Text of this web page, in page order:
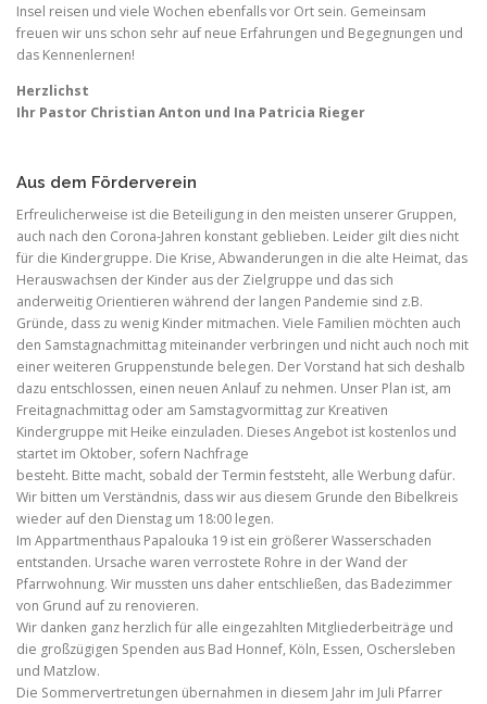
Insel reisen und viele Wochen ebenfalls vor Ort sein. Gemeinsam
freuen wir uns schon sehr auf neue Erfahrungen und Begegnungen und
das Kennenlernen!
Herzlichst
Ihr Pastor Christian Anton und Ina Patricia Rieger
Aus dem Förderverein
Erfreulicherweise ist die Beteiligung in den meisten unserer Gruppen,
auch nach den Corona-Jahren konstant geblieben. Leider gilt dies nicht
für die Kindergruppe. Die Krise, Abwanderungen in die alte Heimat, das
Herauswachsen der Kinder aus der Zielgruppe und das sich
anderweitig Orientieren während der langen Pandemie sind z.B.
Gründe, dass zu wenig Kinder mitmachen. Viele Familien möchten auch
den Samstagnachmittag miteinander verbringen und nicht auch noch mit
einer weiteren Gruppenstunde belegen. Der Vorstand hat sich deshalb
dazu entschlossen, einen neuen Anlauf zu nehmen. Unser Plan ist, am
Freitagnachmittag oder am Samstagvormittag zur Kreativen
Kindergruppe mit Heike einzuladen. Dieses Angebot ist kostenlos und
startet im Oktober, sofern Nachfrage
besteht. Bitte macht, sobald der Termin feststeht, alle Werbung dafür.
Wir bitten um Verständnis, dass wir aus diesem Grunde den Bibelkreis
wieder auf den Dienstag um 18:00 legen.
Im Appartmenthaus Papalouka 19 ist ein größerer Wasserschaden
entstanden. Ursache waren verrostete Rohre in der Wand der
Pfarrwohnung. Wir mussten uns daher entschließen, das Badezimmer
von Grund auf zu renovieren.
Wir danken ganz herzlich für alle eingezahlten Mitgliederbeiträge und
die großzügigen Spenden aus Bad Honnef, Köln, Essen, Oschersleben
und Matzlow.
Die Sommervertretungen übernahmen in diesem Jahr im Juli Pfarrer